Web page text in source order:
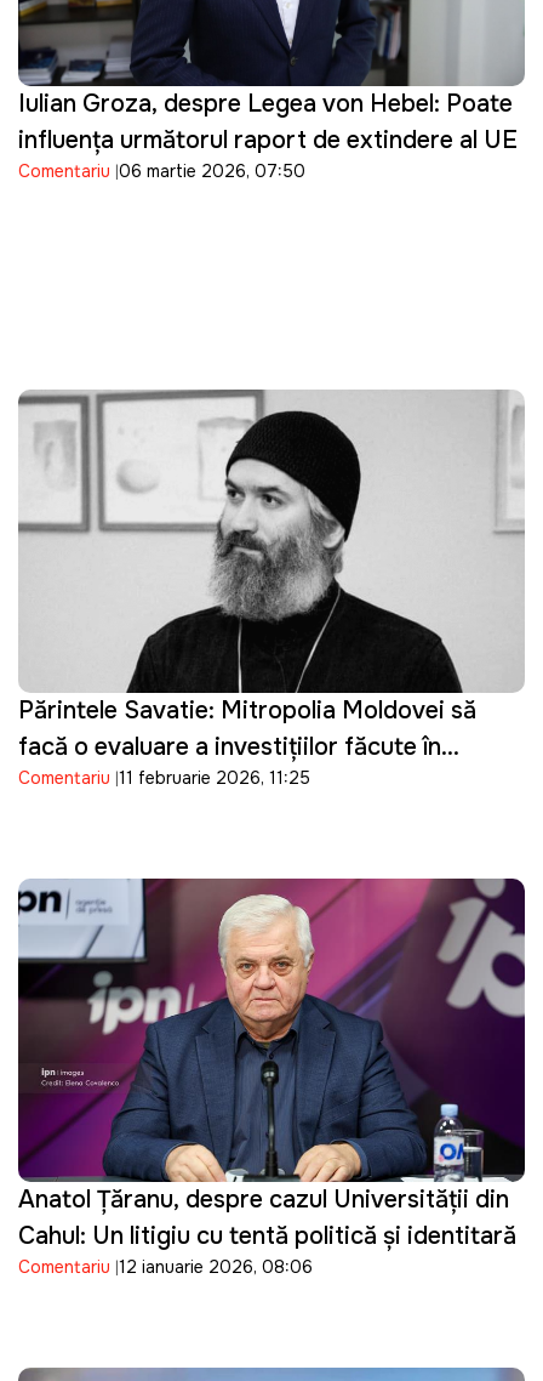
Iulian Groza, despre Legea von Hebel: Poate
influența următorul raport de extindere al UE
Comentariu 06 martie 2026, 07:50
Părintele Savatie: Mitropolia Moldovei să
facă o evaluare a investițiilor făcute în
restaurarea și întreținerea celor 788 de
Comentariu 11 februarie 2026, 11:25
Anatol Țăranu, despre cazul Universității din
Cahul: Un litigiu cu tentă politică și identitară
Comentariu 12 ianuarie 2026, 08:06